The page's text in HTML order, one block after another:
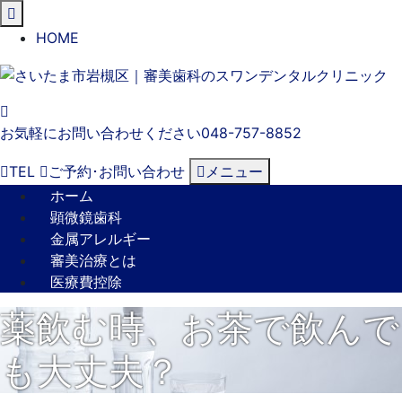
じ
HOME
お気軽にお問い合わせください048-757-8852
TEL ご予約･ お問い合わせ
メニュー
ホーム
顕微鏡歯科
金属アレルギー
審美治療とは
医療費控除
薬飲む時、お茶で飲んで
も大丈夫？